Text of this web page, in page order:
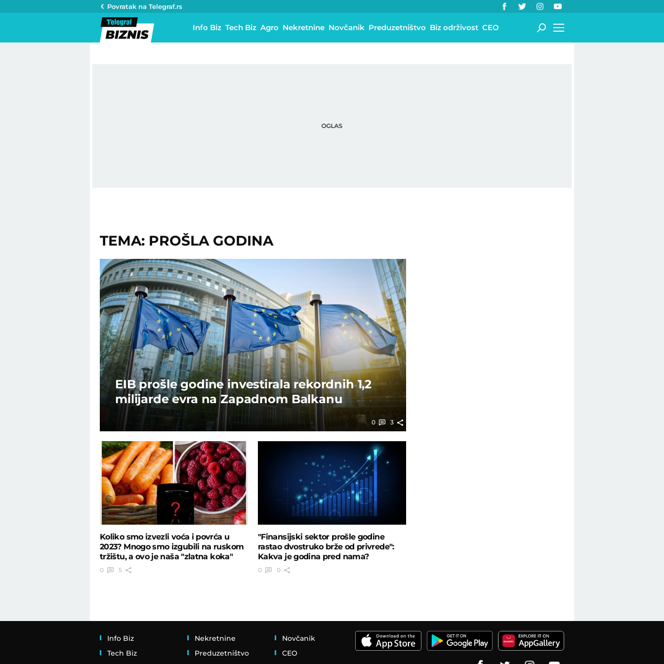
Povratak na Telegraf.rs
Info Biz Tech Biz Agro Nekretnine Novčanik Preduzetništvo Biz održivost CEO
TEMA: PROŠLA GODINA
EIB prošle godine investirala rekordnih 1,2
milijarde evra na Zapadnom Balkanu
0 3
Koliko smo izvezli voća i povrća u
2023? Mnogo smo izgubili na ruskom
tržištu, a ovo je naša "zlatna koka"
0 5
"Finansijski sektor prošle godine
rastao dvostruko brže od privrede":
Kakva je godina pred nama?
0 0
Info Biz
Tech Biz
Nekretnine
Preduzetništvo
Novčanik
CEO